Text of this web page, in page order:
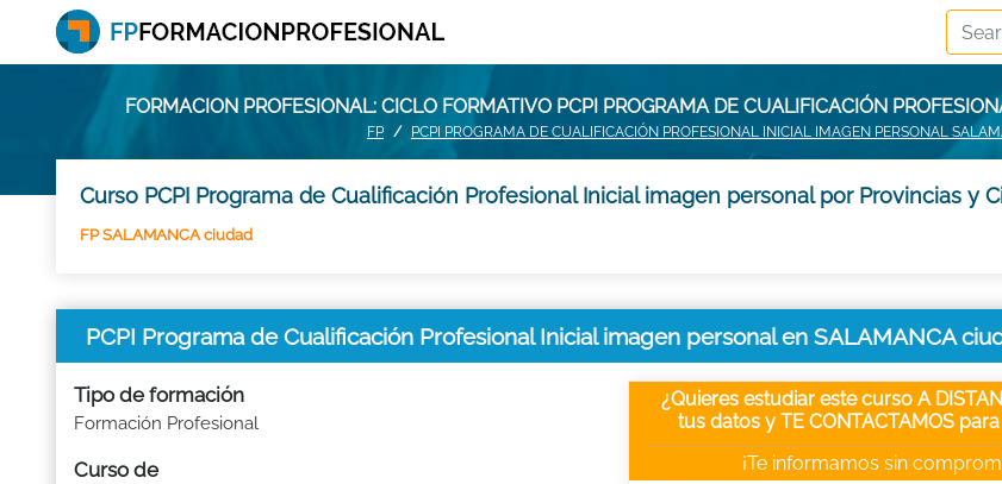
FORMACION PROFESIONAL: CICLO FORMATIVO PCPI PROGRAMA DE CUALIFICACIÓN
FP PCPI PROGRAMA DE CUALIFICACIÓN PROFESIONAL INICIAL IMAGEN PERSONAL
Curso PCPI Programa de Cualificación Profesional Inicial imagen personal por Provincias y
FP SALAMANCA ciudad
PCPI Programa de Cualificación Profesional Inicial imagen personal en SALAMANCA
Tipo de formación
Formación Profesional
Curso de
¿Quieres estudiar este curso A
tus datos y TE CONTACTAMOS
¡Te informamos sin